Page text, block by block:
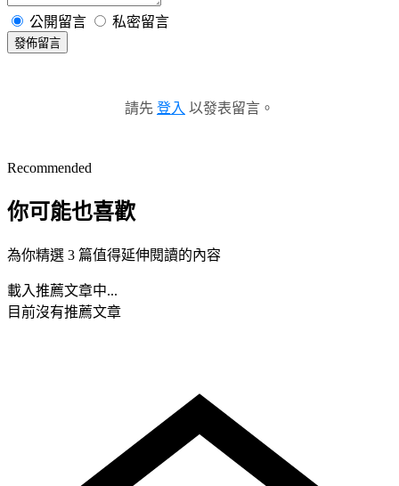
公開留言 私密留言
發佈留言
請先 登入 以發表留言。
Recommended
你可能也喜歡
為你精選 3 篇值得延伸閱讀的內容
載入推薦文章中...
目前沒有推薦文章